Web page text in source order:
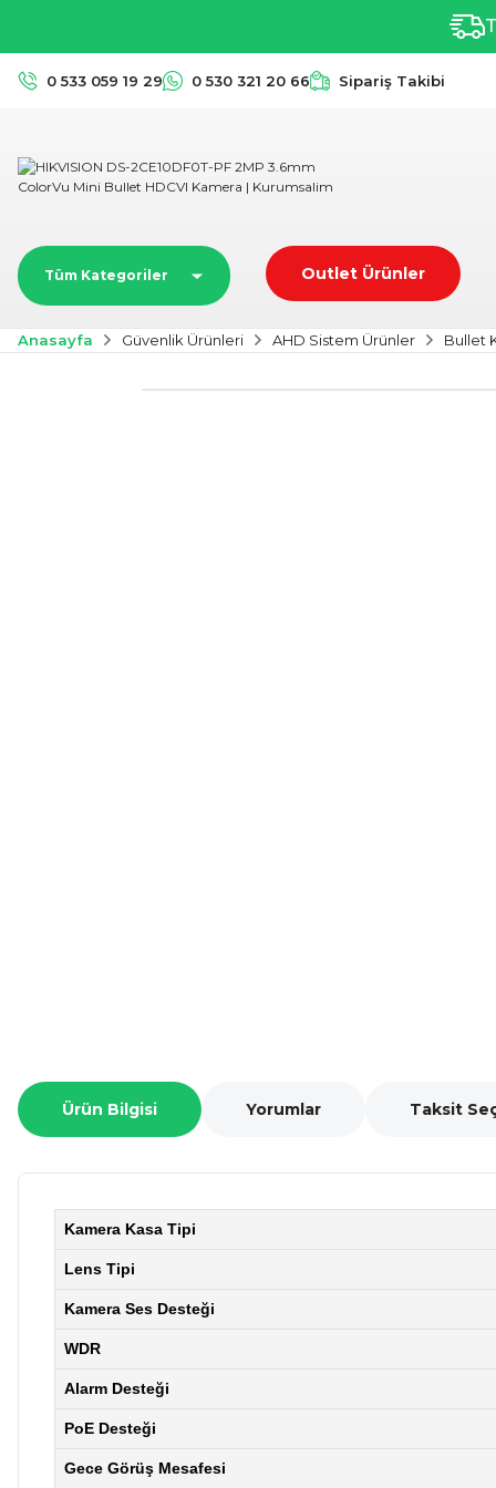
0 533 059 19 29 0 530 321 20 66 Sipariş Takibi
Tüm Kategoriler Outlet Ürünler
Anasayfa Güvenlik Ürünleri AHD Sistem Ürünler Bullet
Ürün Bilgisi Yorumlar Taksit
Kamera Kasa Tipi
Lens Tipi
Kamera Ses Desteği
WDR
Alarm Desteği
PoE Desteği
Gece Görüş Mesafesi